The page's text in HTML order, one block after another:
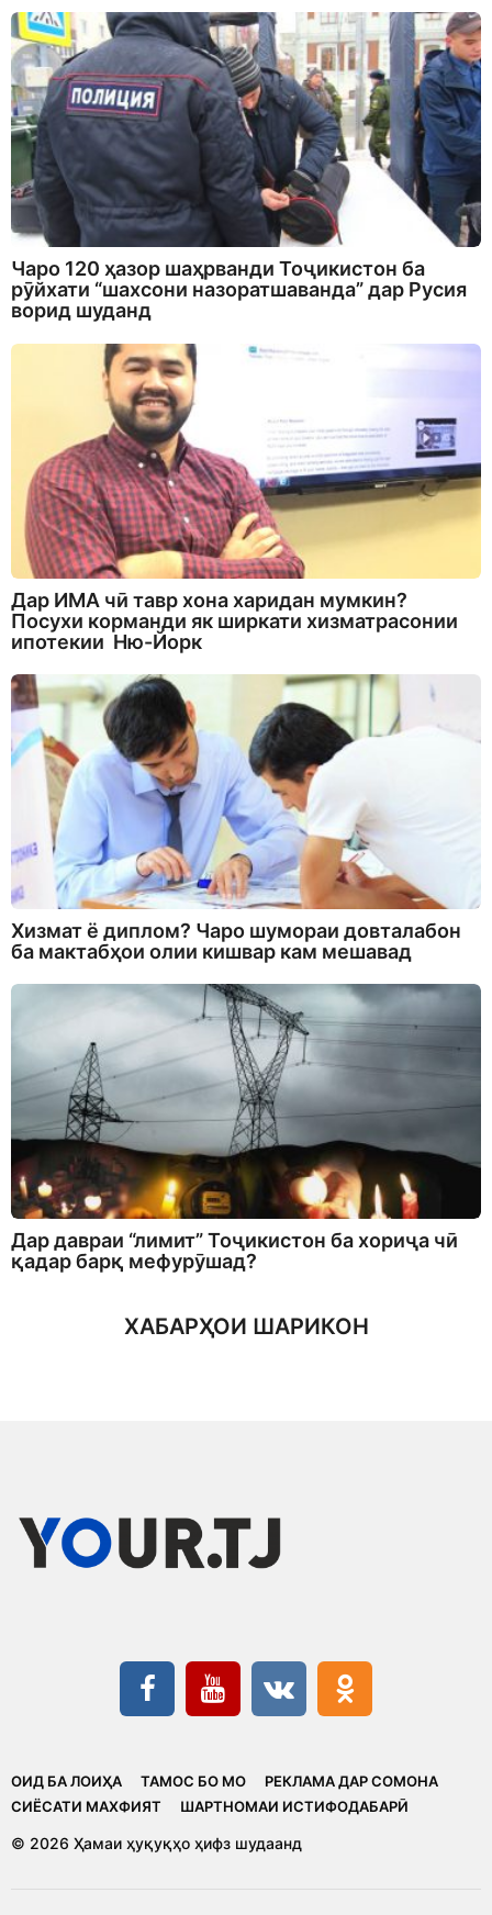
Чаро 120 ҳазор шаҳрванди Тоҷикистон ба
рӯйхати “шахсони назоратшаванда” дар Русия
ворид шуданд
Дар ИМА чӣ тавр хона харидан мумкин?
Посухи корманди як ширкати хизматрасонии
ипотекии Ню-Йорк
Хизмат ё диплом? Чаро шумораи довталабон
ба мактабҳои олии кишвар кам мешавад
Дар давраи “лимит” Тоҷикистон ба хориҷа чӣ
қадар барқ мефурӯшад?
ХАБАРҲОИ ШАРИКОН
ОИД БА ЛОИҲА ТАМОС БО МО
РЕКЛАМА ДАР СОМОНА
CИЁСАТИ МАХФИЯТ
ШАРТНОМАИ ИСТИФОДАБАРӢ
© 2026 Ҳамаи ҳуқуқҳо ҳифз шудаанд